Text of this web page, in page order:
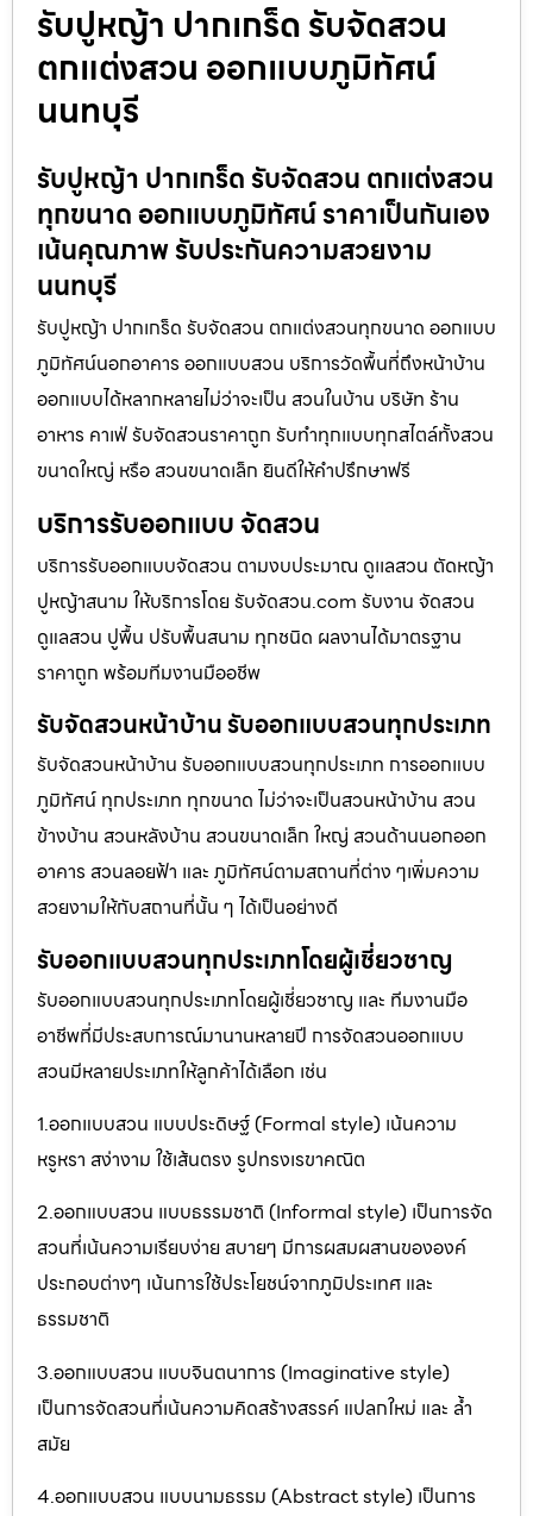
รับปูหญ้า ปากเกร็ด รับจัดสวน
ตกแต่งสวน ออกแบบภูมิทัศน์
นนทบุรี
รับปูหญ้า ปากเกร็ด รับจัดสวน ตกแต่งสวน
ทุกขนาด ออกแบบภูมิทัศน์ ราคาเป็นกันเอง
เน้นคุณภาพ รับประกันความสวยงาม
นนทบุรี
รับปูหญ้า ปากเกร็ด รับจัดสวน ตกแต่งสวนทุกขนาด ออกแบบ
ภูมิทัศน์นอกอาคาร ออกแบบสวน บริการวัดพื้นที่ถึงหน้าบ้าน
ออกแบบได้หลากหลายไม่ว่าจะเป็น สวนในบ้าน บริษัท ร้าน
อาหาร คาเฟ่ รับจัดสวนราคาถูก รับทำทุกแบบทุกสไตล์ทั้งสวน
ขนาดใหญ่ หรือ สวนขนาดเล็ก ยินดีให้คำปรึกษาฟรี
บริการรับออกแบบ จัดสวน
บริการรับออกแบบจัดสวน ตามงบประมาณ ดูเเลสวน ตัดหญ้า
ปูหญ้าสนาม ให้บริการโดย รับจัดสวน.com รับงาน จัดสวน
ดูแลสวน ปูพื้น ปรับพื้นสนาม ทุกชนิด ผลงานได้มาตรฐาน
ราคาถูก พร้อมทีมงานมืออชีพ
รับจัดสวนหน้าบ้าน รับออกแบบสวนทุกประเภท
รับจัดสวนหน้าบ้าน รับออกแบบสวนทุกประเภท การออกแบบ
ภูมิทัศน์ ทุกประเภท ทุกขนาด ไม่ว่าจะเป็นสวนหน้าบ้าน สวน
ข้างบ้าน สวนหลังบ้าน สวนขนาดเล็ก ใหญ่ สวนด้านนอกออก
อาคาร สวนลอยฟ้า และ ภูมิทัศน์ตามสถานที่ต่าง ๆเพิ่มความ
สวยงามให้กับสถานที่นั้น ๆ ได้เป็นอย่างดี
รับออกแบบสวนทุกประเภทโดยผู้เชี่ยวชาญ
รับออกแบบสวนทุกประเภทโดยผู้เชี่ยวชาญ และ ทีมงานมือ
อาชีพที่มีประสบการณ์มานานหลายปี การจัดสวนออกแบบ
สวนมีหลายประเภทให้ลูกค้าได้เลือก เช่น
1.ออกแบบสวน แบบประดิษฐ์ (Formal style) เน้นความ
หรูหรา สง่างาม ใช้เส้นตรง รูปทรงเรขาคณิต
2.ออกแบบสวน แบบธรรมชาติ (Informal style) เป็นการจัด
สวนที่เน้นความเรียบง่าย สบายๆ มีการผสมผสานขององค์
ประกอบต่างๆ เน้นการใช้ประโยชน์จากภูมิประเทศ และ
ธรรมชาติ
3.ออกแบบสวน แบบจินตนาการ (Imaginative style)
เป็นการจัดสวนที่เน้นความคิดสร้างสรรค์ แปลกใหม่ และ ล้ำ
สมัย
4.ออกแบบสวน แบบนามธรรม (Abstract style) เป็นการ